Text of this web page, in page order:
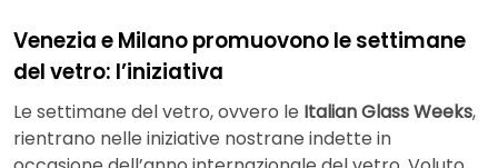
Venezia e Milano promuovono le settimane
del vetro: l’iniziativa
Le settimane del vetro, ovvero le Italian Glass Weeks,
rientrano nelle iniziative nostrane indette in